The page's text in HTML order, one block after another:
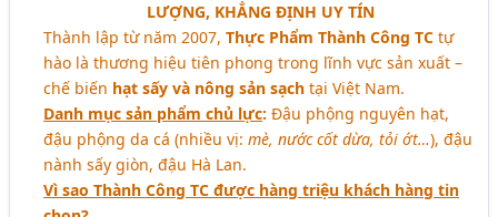
LƯỢNG, KHẲNG ĐỊNH UY TÍN
Thành lập từ năm 2007,Thực Phẩm Thành Công TC tự
hào là thương hiệu tiên phong trong lĩnh vực sản xuất –
chế biến hạt sấy và nông sản sạch tại Việt Nam.
Danh mục sản phẩm chủ lực: Đậu phộng nguyên hạt,
đậu phộng da cá (nhiều vị:mè, nước cốt dừa, tỏi ớt…), đậu
nành sấy giòn, đậu Hà Lan.
Vì sao Thành Công TC được hàng triệu khách hàng tin